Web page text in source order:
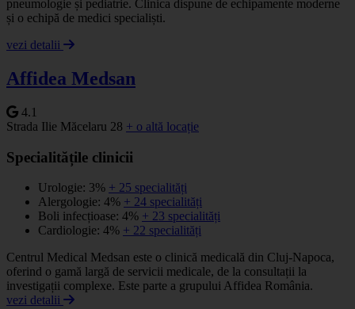
pneumologie și pediatrie. Clinica dispune de echipamente moderne
și o echipă de medici specialiști.
vezi detalii
Affidea Medsan
4.1
Strada Ilie Măcelaru 28 + o altă locație
Specialitățile clinicii
Urologie: 3% + 25 specialități
Alergologie: 4% + 24 specialități
Boli infecțioase: 4% + 23 specialități
Cardiologie: 4% + 22 specialități
Centrul Medical Medsan este o clinică medicală din Cluj-Napoca,
oferind o gamă largă de servicii medicale, de la consultații la
investigații complexe. Este parte a grupului Affidea România.
vezi detalii